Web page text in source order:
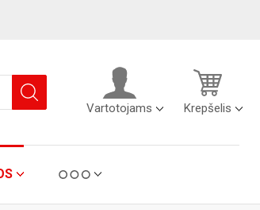
Vartotojams Krepšelis